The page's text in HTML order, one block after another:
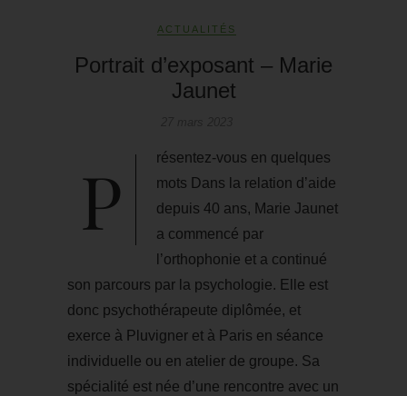
ACTUALITÉS
Portrait d’exposant – Marie
Jaunet
Présentez-vous en quelques
mots Dans la relation d’aide
depuis 40 ans, Marie Jaunet
a commencé par
l’orthophonie et a continué
son parcours par la psychologie. Elle est
donc psychothérapeute diplômée, et
exerce à Pluvigner et à Paris en séance
individuelle ou en atelier de groupe. Sa
spécialité est née d’une rencontre avec un